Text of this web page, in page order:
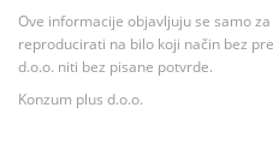
Ove informacije objavljuju se samo
reproducirati na bilo koji način bez
d.o.o. niti bez pisane potvrde.
Konzum plus d.o.o.